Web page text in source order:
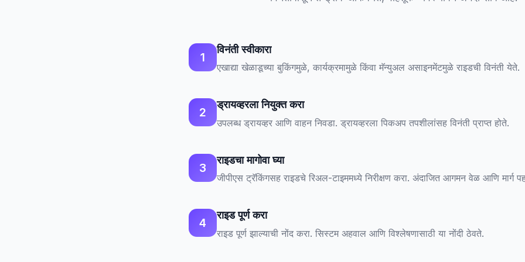
1
विनंती स्वीकारा
एखाद्या खेळाडूच्या बुकिंगमुळे, कार्यक्रमामुळे किंवा मॅन्युअल असाइनमेंटमुळे राइडची विनंती येते.
2
ड्रायव्हरला नियुक्त करा
उपलब्ध ड्रायव्हर आणि वाहन निवडा. ड्रायव्हरला पिकअप तपशीलांसह विनंती प्राप्त होते.
3
राइडचा मागोवा घ्या
जीपीएस ट्रॅकिंगसह राइडचे रिअल-टाइममध्ये निरीक्षण करा. अंदाजित आगमन वेळ आणि मार्ग
4
राइड पूर्ण करा
राइड पूर्ण झाल्याची नोंद करा. सिस्टम अहवाल आणि विश्लेषणासाठी या नोंदी ठेवते.